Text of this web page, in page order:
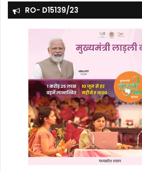
RO- D15139/23